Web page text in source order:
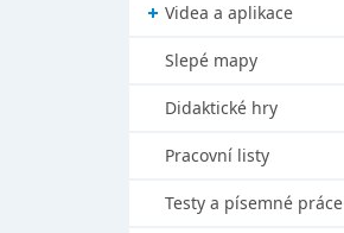
Videa a aplikace
Slepé mapy
Didaktické hry
Pracovní listy
Testy a písemné práce